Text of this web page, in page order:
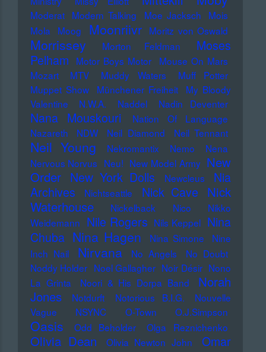
Moderat Modern Talking Moe Jacksch
Mois
Mola
Moog Moonriivr Moritz von Oswald
Morrissey Morton Feldman
Moses
Pelham
Motor Boys Motor
Mouse On Mars
Mozart
MTV Muddy Waters
Muff Potter
Muppet Show
Münchener Freiheit
My Bloody
Valentine
N.W.A. Naddel Nadin Deventer
Nana Mouskouri
Nation Of Language
Nazareth
NDW Neil Diamond Neil Tennant
Neil Young Nekromantix Nemo
Nena
Nervous Norvus Neu! New Model Army New
Order New York Dolls Newcleus
Nia
Archives
Nichtseattle Nick Cave
Nick
Waterhouse
Nickelback Nico
Nikko
Weidemann Nile Rogers Nils Keppel Nina
Chuba Nina Hagen Nina Simone
Nine
Inch Nail
Nirvana No Angels
No Doubt
Noddy Holder Noel Gallagher Noir Désir Nono
La Grinta
Noori & His Dorpa Band
Norah
Jones
Notdurft Notorious B.I.G.
Nouvelle
Vague
NSYNC O-Town O.J.Simpson
Oasis Odd Beholder Olga Reznichenko
Olivia Dean Olivia Newton John
Omar